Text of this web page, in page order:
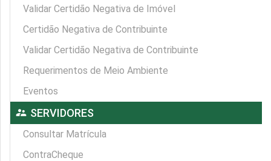
Validar Certidão Negativa de Imóvel
Certidão Negativa de Contribuinte
Validar Certidão Negativa de Contribuinte
Requerimentos de Meio Ambiente
Eventos
supervisor_account SERVIDORES
Consultar Matrícula
ContraCheque